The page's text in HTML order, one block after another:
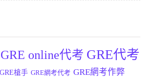
GRE online代考 GRE代考
GRE槍手 GRE網考代考 GRE網考作弊